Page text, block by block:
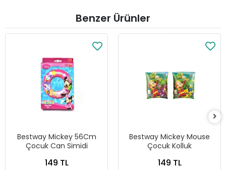
Benzer Ürünler
Bestway Mickey 56Cm
Çocuk Can Simidi
149 TL
Bestway Mickey Mouse
Çocuk Kolluk
149 TL